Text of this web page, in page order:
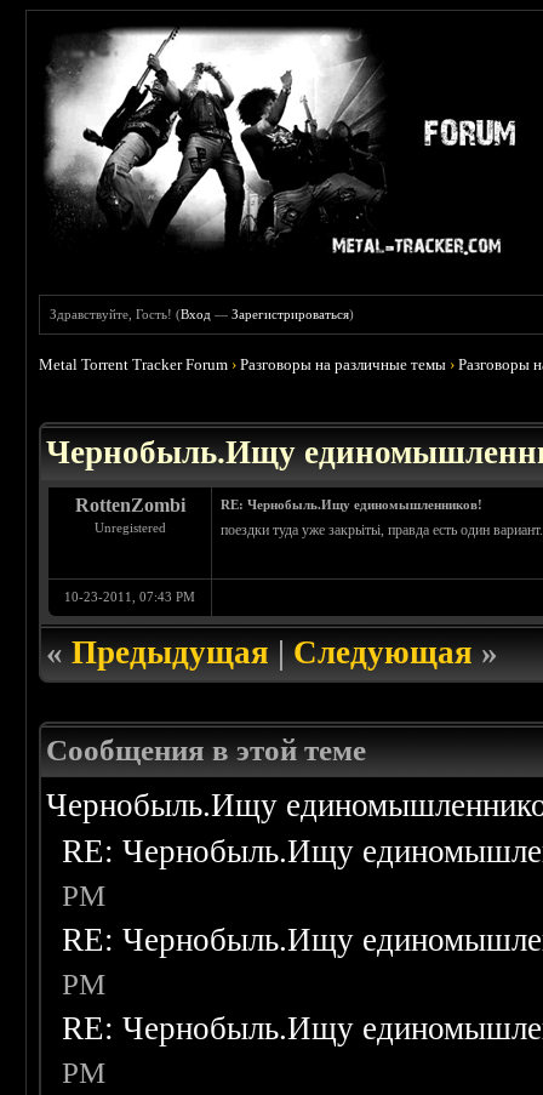
Здравствуйте, Гость! (Вход —Зарегистрироваться)
Metal Torrent Tracker Forum ›Разговоры на различные темы ›Разговоры
Чернобыль.Ищу
RottenZombi
Unregistered
RE: Чернобыль.Ищу единомышленников!
поездки туда уже закрьітьі, правда есть один
10-23-2011, 07:43 PM
«Предыдущая|Следующая»
Сообщения в этой теме
Чернобыль.Ищу
RE: Чернобыль.Ищу
PM
RE: Чернобыль.Ищу
PM
RE: Чернобыль.Ищу
PM